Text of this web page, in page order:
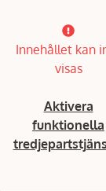
Innehållet kan
visas
Aktivera
funktionella